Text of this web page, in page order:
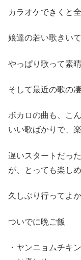
カラオケできくと
娘達の若い歌きい
やっぱり歌って素
そして最近の歌の
ボカロの曲も、こ
いい歌ばかりで、
遅いスタートだっ
が、とっても楽しめ
久しぶり行ってよ
ついでに晩ご飯
・ヤンニョムチキン